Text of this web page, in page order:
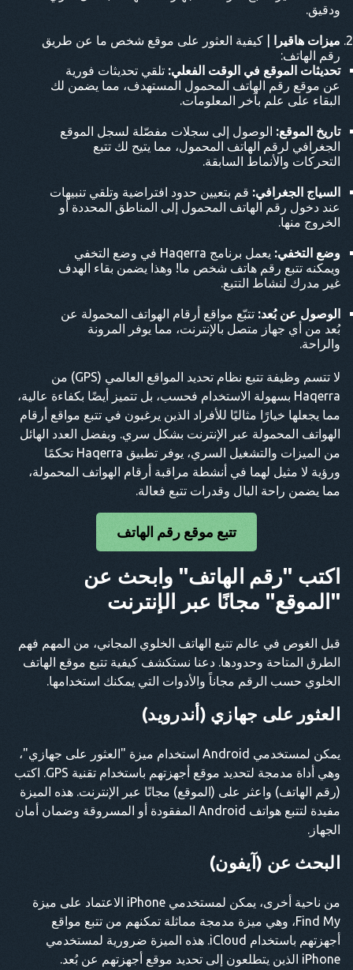
ودقيق.
ميزات هاقيرا | كيفية العثور على موقع شخص ما عن طريق
رقم الهاتف:
تحديثات الموقع في الوقت الفعلي: تلقي تحديثات فورية
عن موقع رقم الهاتف المحمول المستهدف، مما يضمن لك
البقاء على علم بآخر المعلومات.
تاريخ الموقع: الوصول إلى سجلات مفصّلة لسجل الموقع
الجغرافي لرقم الهاتف المحمول، مما يتيح لك تتبع
التحركات والأنماط السابقة.
السياج الجغرافي: قم بتعيين حدود افتراضية وتلقي تنبيهات
عند دخول رقم الهاتف المحمول إلى المناطق المحددة أو
الخروج منها.
وضع التخفي:
يعمل برنامج Haqerra في وضع التخفي
ويمكنه تتبع رقم هاتف شخص ما! وهذا يضمن بقاء الهدف
غير مدرك لنشاط التتبع.
الوصول عن بُعد: تتبّع مواقع أرقام الهواتف المحمولة عن
بُعد من أي جهاز متصل بالإنترنت، مما يوفر المرونة
والراحة.
لا تتسم وظيفة تتبع نظام تحديد المواقع العالمي (GPS) من
Haqerra بسهولة الاستخدام فحسب، بل تتميز أيضًا بكفاءة عالية،
مما يجعلها خيارًا مثاليًا للأفراد الذين يرغبون في تتبع مواقع أرقام
الهواتف المحمولة عبر الإنترنت بشكل سري. وبفضل العدد الهائل
من الميزات والتشغيل السري، يوفر تطبيق Haqerra تحكمًا
ورؤية لا مثيل لهما في أنشطة مراقبة أرقام الهواتف المحمولة،
مما يضمن راحة البال وقدرات تتبع فعالة.
تتبع موقع رقم الهاتف
اكتب "رقم الهاتف" وابحث عن
"الموقع" مجانًا عبر الإنترنت
قبل الغوص في عالم تتبع الهاتف الخلوي المجاني، من المهم فهم
الطرق المتاحة وحدودها. دعنا نستكشف كيفية تتبع موقع الهاتف
الخلوي حسب الرقم مجاناً والأدوات التي يمكنك استخدامها.
العثور على جهازي (أندرويد)
يمكن لمستخدمي Android استخدام ميزة "العثور على جهازي"،
وهي أداة مدمجة لتحديد موقع أجهزتهم باستخدام تقنية GPS. اكتب
(رقم الهاتف) واعثر على (الموقع) مجانًا عبر الإنترنت. هذه الميزة
مفيدة لتتبع هواتف Android المفقودة أو المسروقة وضمان أمان
الجهاز.
البحث عن (آيفون)
من ناحية أخرى، يمكن لمستخدمي iPhone الاعتماد على ميزة
Find My، وهي ميزة مدمجة مماثلة تمكنهم من تتبع مواقع
أجهزتهم باستخدام iCloud. هذه الميزة ضرورية لمستخدمي
iPhone الذين يتطلعون إلى تحديد موقع أجهزتهم عن بُعد.